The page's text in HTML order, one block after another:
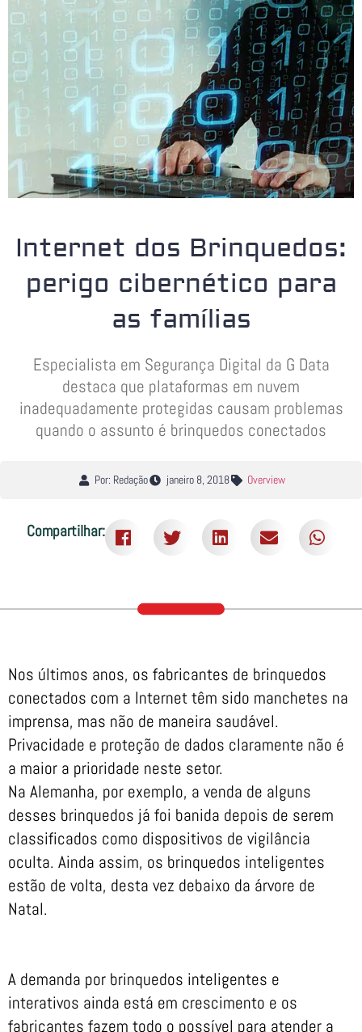
Internet dos Brinquedos:
perigo cibernético para
as famílias
Especialista em Segurança Digital da G Data
destaca que plataformas em nuvem
inadequadamente protegidas causam problemas
quando o assunto é brinquedos conectados
Por: Redação janeiro 8, 2018 Overview
Compartilhar:
Nos últimos anos, os fabricantes de brinquedos
conectados com a Internet têm sido manchetes na
imprensa, mas não de maneira saudável.
Privacidade e proteção de dados claramente não é
a maior a prioridade neste setor.
Na Alemanha, por exemplo, a venda de alguns
desses brinquedos já foi banida depois de serem
classificados como dispositivos de vigilância
oculta. Ainda assim, os brinquedos inteligentes
estão de volta, desta vez debaixo da árvore de
Natal.
A demanda por brinquedos inteligentes e
interativos ainda está em crescimento e os
fabricantes fazem todo o possível para atender a